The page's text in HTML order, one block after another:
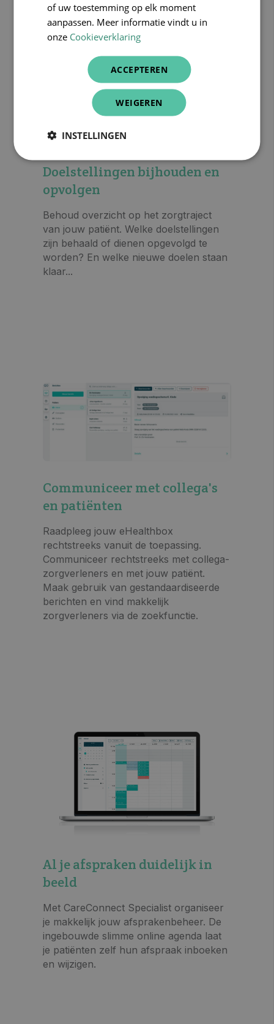
Doelstellingen bijhouden en
opvolgen
Behoud overzicht op het zorgtraject
van jouw patiënt. Welke doelstellingen
zijn behaald of dienen opgevolgd te
worden? En welke nieuwe doelen staan
klaar...
Communiceer met collega's
en patiënten
Raadpleeg jouw eHealthbox
rechtstreeks vanuit de toepassing.
Communiceer rechtstreeks met collega-
zorgverleners en met jouw patiënt.
Maak gebruik van gestandaardiseerde
berichten en vind makkelijk
zorgverleners via de zoekfunctie.
Al je afspraken duidelijk in
beeld
Met CareConnect Specialist organiseer
je makkelijk jouw afsprakenbeheer. De
ingebouwde slimme online agenda laat
je patiënten zelf hun afspraak inboeken
en wijzigen.
of uw toestemming op elk moment
aanpassen. Meer informatie vindt u in
onze Cookieverklaring
ACCEPTEREN
WEIGEREN
INSTELLINGEN